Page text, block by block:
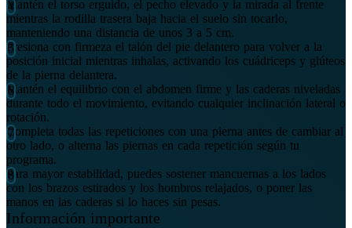
Mantén el torso erguido, el pecho elevado y la mirada al frente
mientras la rodilla trasera baja hacia el suelo sin tocarlo,
manteniendo una distancia de unos 3 a 5 cm.
Presiona con firmeza el talón del pie delantero para volver a la
posición inicial mientras inhalas, activando los cuádriceps y glúteos
de la pierna delantera.
Mantén el equilibrio con el abdomen firme y las caderas niveladas
durante todo el movimiento, evitando cualquier inclinación lateral o
rotación.
Completa todas las repeticiones con una pierna antes de cambiar al
otro lado, o alterna las piernas en cada repetición según tu
programa.
Para mayor estabilidad, puedes sostener mancuernas a los lados
con los brazos estirados y los hombros relajados, o poner las
manos en las caderas si lo haces sin pesas.
Información importante